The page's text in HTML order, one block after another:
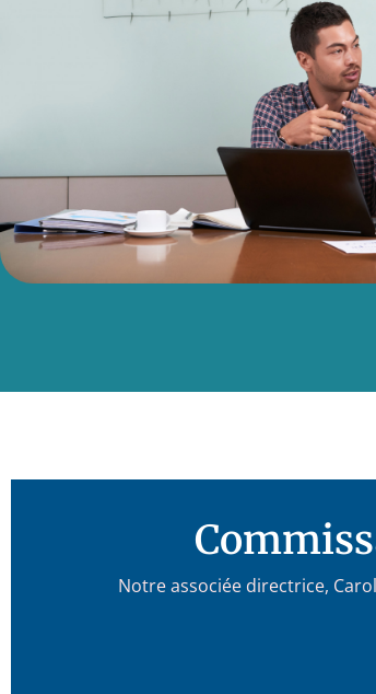
Notre associée directrice,